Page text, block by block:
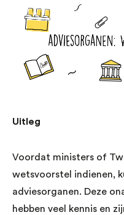
Uitleg
Voordat ministers of
wetsvoorstel indienen,
adviesorganen. Deze
hebben veel kennis en